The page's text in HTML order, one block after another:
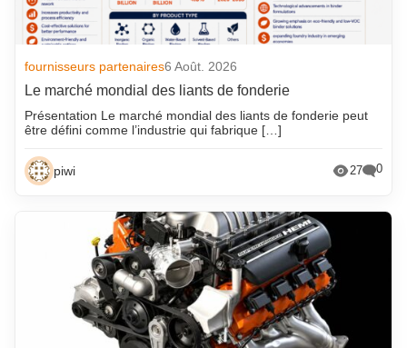
fournisseurs partenaires6 Août. 2026
Le marché mondial des liants de fonderie
Présentation Le marché mondial des liants de fonderie peut
être défini comme l’industrie qui fabrique […]
piwi 27 0